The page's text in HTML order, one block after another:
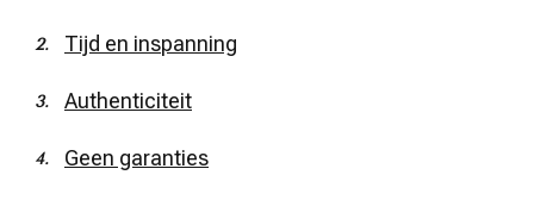
Tijd en inspanning
Authenticiteit
Geen garanties